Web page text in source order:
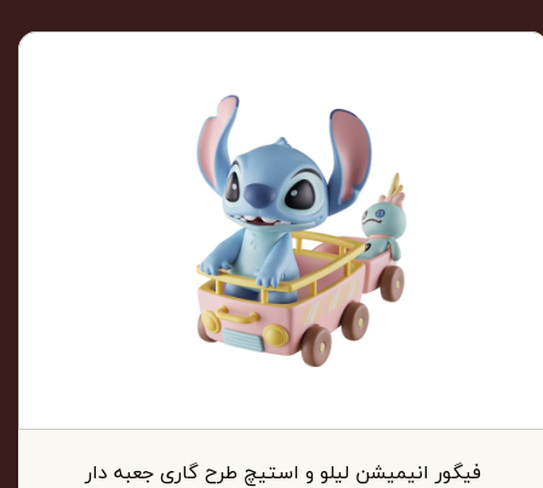
فیگور انیمیشن لیلو و استیچ طرح گاری جعبه دار